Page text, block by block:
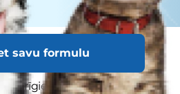
savu formulu
ir pievērsts jautājumam
tāpēc, ka kaķi bieži
dzīvniekiem, kas